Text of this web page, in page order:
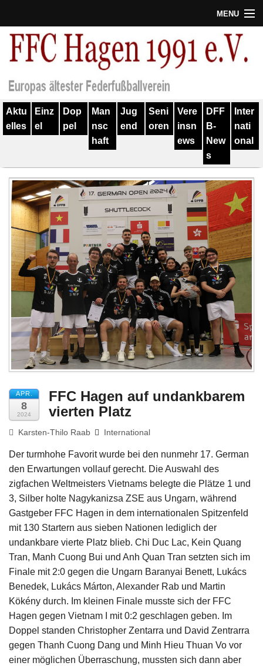
MENU
Termine
Verein
Geschichte
Training
Spieler
Kontakt
Links
Impressum
Aktu
elles
Einz
el
Dop
pel
Man
nsc
haft
Jug
end
Seni
oren
Vere
insn
ews
DFF
B-
New
s
Inter
nati
onal
APR.
8
2024
FFC Hagen auf undankbarem
vierten Platz
Karsten-Thilo Raab International
Der turmhohe Favorit wurde bei den nunmehr 17. German
den Erwartungen vollauf gerecht. Die Auswahl des
zigfachen Weltmeisters Vietnams belegte die Plätze 1 und
3, Silber holte Nagykanizsa ZSE aus Ungarn, während
Gastgeber FFC Hagen in dem internationalen Spitzenfeld
mit 130 Startern aus sieben Nationen lediglich der
undankbare vierte Platz blieb. Chi Duc Lac, Kein Quang
Tran, Manh Cuong Bui und Anh Quan Tran setzten sich im
Finale mit 2:0 gegen die Ungarn Baranyai Benett, Lukács
Benedek, Lukács Márton, Alexander Rab und Martin
Kökény durch. Im kleinen Finale musste sich der FFC
Hagen gegen Vietnam I mit 0:2 geschlagen geben. Im
Doppel standen Christopher Zentarra und David Zentrarra
gegen Thanh Cuong Dang und Minh Hieu Thuan Vo vor
einer möglichen Überraschung, mussten sich dann aber